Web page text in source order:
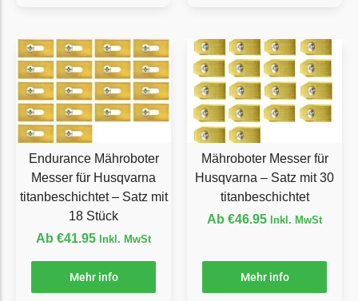
McCulloch
McCulloch Messer
Begrenzungsdraht
Medion
Medion Messer
Begrenzungsdraht
Mountfield
Mountfield Messer
Endurance Mähroboter
Messer für Husqvarna
titanbeschichtet – Satz mit
18 Stück
Ab €41.95 Inkl. MwSt
Mehr info
Mähroboter Messer für
Husqvarna – Satz mit 30
titanbeschichtet
Ab €46.95 Inkl. MwSt
Mehr info